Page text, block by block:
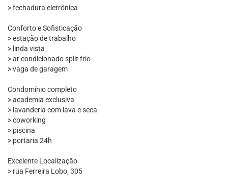
> fechadura eletrônica
Conforto e Sofisticação
> estação de trabalho
> linda vista
> ar condicionado split frio
> vaga de garagem
Condomínio completo
> academia exclusiva
> lavanderia com lava e seca
> coworking
> piscina
> portaria 24h
Excelente Localização
> rua Ferreira Lobo, 305